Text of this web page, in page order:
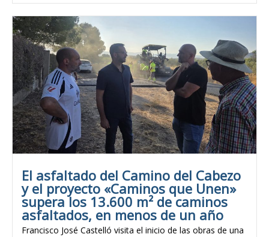
El asfaltado del Camino del Cabezo
y el proyecto «Caminos que Unen»
supera los 13.600 m² de caminos
asfaltados, en menos de un año
Francisco José Castelló visita el inicio de las obras de una